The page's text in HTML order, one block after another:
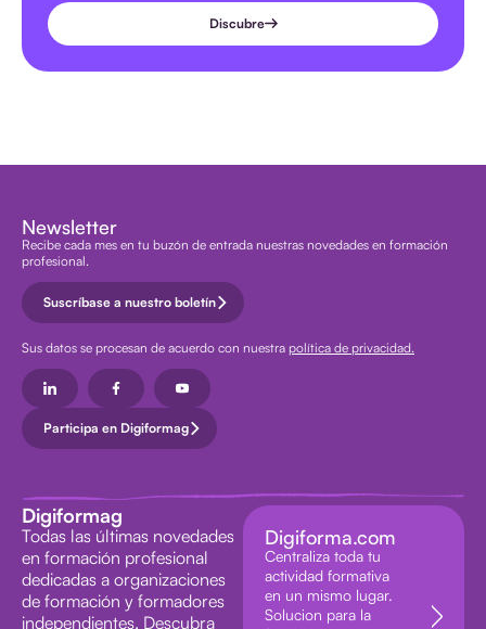
Discubre
Newsletter
Recibe cada mes en tu buzón de entrada nuestras novedades en formación
profesional.
Suscríbase a nuestro boletín
Sus datos se procesan de acuerdo con nuestra política de privacidad.
Participa en Digiformag
Digiformag
Todas las últimas novedades
en formación profesional
dedicadas a organizaciones
de formación y formadores
independientes. Descubra
Digiforma.com
Centraliza toda tu
actividad formativa
en un mismo lugar.
Solucion para la